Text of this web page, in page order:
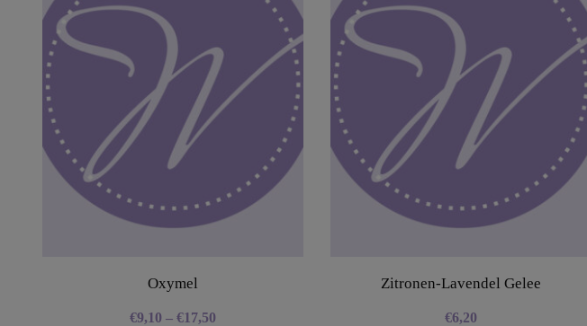
Oxymel
€9,10 – €17,50
Zitronen-Lavendel Gelee
€6,20